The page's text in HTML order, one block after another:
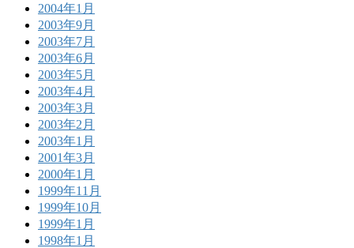
2004年1月
2003年9月
2003年7月
2003年6月
2003年5月
2003年4月
2003年3月
2003年2月
2003年1月
2001年3月
2000年1月
1999年11月
1999年10月
1999年1月
1998年1月